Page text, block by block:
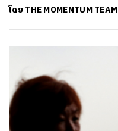
โดย THE MOMENTUM TEAM